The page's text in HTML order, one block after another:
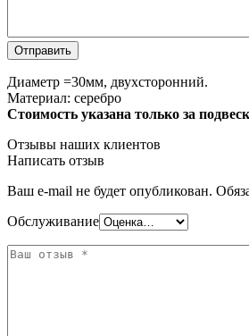
Диаметр =30мм, двухсторонний.
Материал: серебро
Стоимость указана только за
Отзывы наших клиентов
Написать отзыв
Ваш e-mail не будет опубликован.
Обслуживание